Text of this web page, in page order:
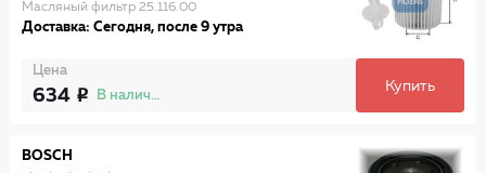
Масляный фильтр 25.116.00
Доставка: Сегодня, после 9 утра
Цена
634 В наличии
Купить
BOSCH